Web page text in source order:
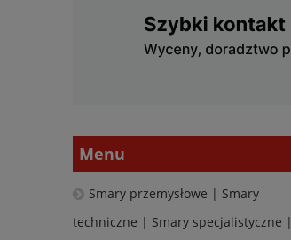
Menu
Smary przemysłowe | Smary
techniczne | Smary specjalistyczne |